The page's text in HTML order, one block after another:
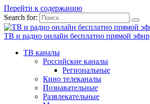
Перейти к содержанию
Search for:
ТВ и радио онлайн бесплатно прямой эфир
ТВ каналы
Российские каналы
Региональные
Кино телеканалы
Познавательные
Развлекательные